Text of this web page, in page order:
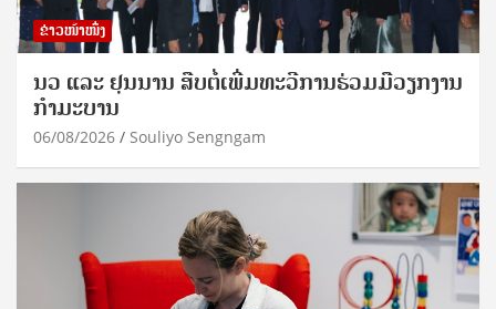
ຂ່າວໜ້າໜຶ່ງ
ນວ ແລະ ຢຸນນານ ສືບຕໍ່ເພີ່ມທະວີການຮ່ວມມືວຽກງານ
ກຳມະບານ
06/08/2026 Souliyo Sengngam